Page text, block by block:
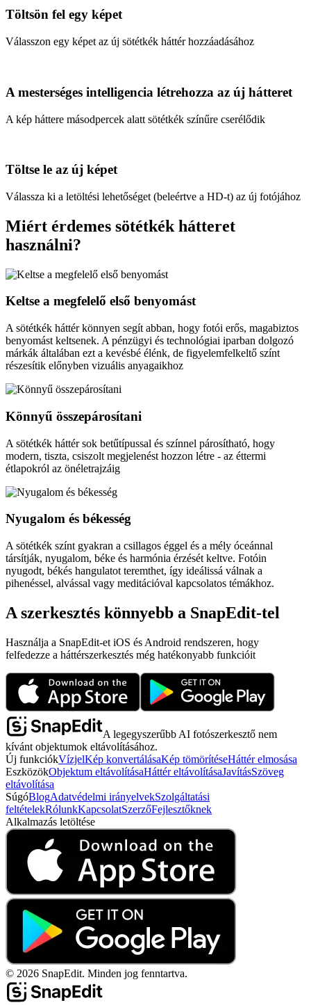
Töltsön fel egy képet
Válasszon egy képet az új sötétkék háttér hozzáadásához
A mesterséges intelligencia létrehozza az új hátteret
A kép háttere másodpercek alatt sötétkék színűre cserélődik
Töltse le az új képet
Válassza ki a letöltési lehetőséget (beleértve a HD-t) az új fotójához
Miért érdemes sötétkék hátteret
használni?
Keltse a megfelelő első benyomást
A sötétkék háttér könnyen segít abban, hogy fotói erős, magabiztos
benyomást keltsenek. A pénzügyi és technológiai iparban dolgozó
márkák általában ezt a kevésbé élénk, de figyelemfelkeltő színt
részesítik előnyben vizuális anyagaikhoz
Könnyű összepárosítani
A sötétkék háttér sok betűtípussal és színnel párosítható, hogy
modern, tiszta, csiszolt megjelenést hozzon létre - az éttermi
étlapokról az önéletrajzáig
Nyugalom és békesség
A sötétkék színt gyakran a csillagos éggel és a mély óceánnal
társítják, nyugalom, béke és harmónia érzését keltve. Fotóin
nyugodt, békés hangulatot teremthet, így ideálissá válnak a
pihenéssel, alvással vagy meditációval kapcsolatos témákhoz.
A szerkesztés könnyebb a SnapEdit-tel
Használja a SnapEdit-et iOS és Android rendszeren, hogy
felfedezze a háttérszerkesztés még hatékonyabb funkcióit
A legegyszerűbb AI fotószerkesztő nem
kívánt objektumok eltávolításához.
Új funkciókVízjelKép konvertálásaKép tömörítéseHáttér elmosása
EszközökObjektum eltávolításaHáttér eltávolításaJavításSzöveg
eltávolítása
SúgóBlogAdatvédelmi irányelvekSzolgáltatási
feltételekRólunkKapcsolatSzerzőFejlesztőknek
Alkalmazás letöltése
© 2026 SnapEdit. Minden jog fenntartva.